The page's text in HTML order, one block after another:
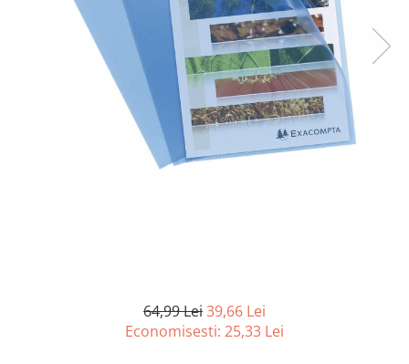
Gradinarit
Hobby-uri creative
Iluminat & Electrice
Kit-uri automatizari porti si usi
Mobila gradina & terasa
Silicon, spume si solutii tehnice
64,99 Lei39,66 Lei
Economisesti: 25,33 Lei